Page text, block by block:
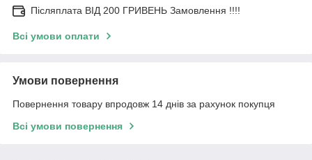
Післяплата ВІД 200 ГРИВЕНЬ Замовлення !!!!
Всі умови оплати
Умови повернення
Повернення товару впродовж 14 днів за рахунок покупця
Всі умови повернення